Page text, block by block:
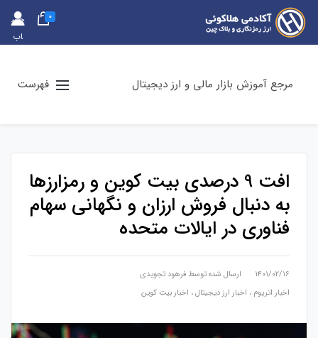
حس
اب
0
مرجع آموزش بازار مالی و ارز دیجیتال فهرست
افت 9 درصدی بیت کوین و رمزارزها
به دنبال فروش ارزان و نگهانی سهام
فناوری در ایالات متحده
۱۴۰۱/۰۲/۱۶ ارسال شده توسط فرهود تجویدی
اخبار اتریوم ، اخبار ارز دیجیتال، اخبار بیت کوین